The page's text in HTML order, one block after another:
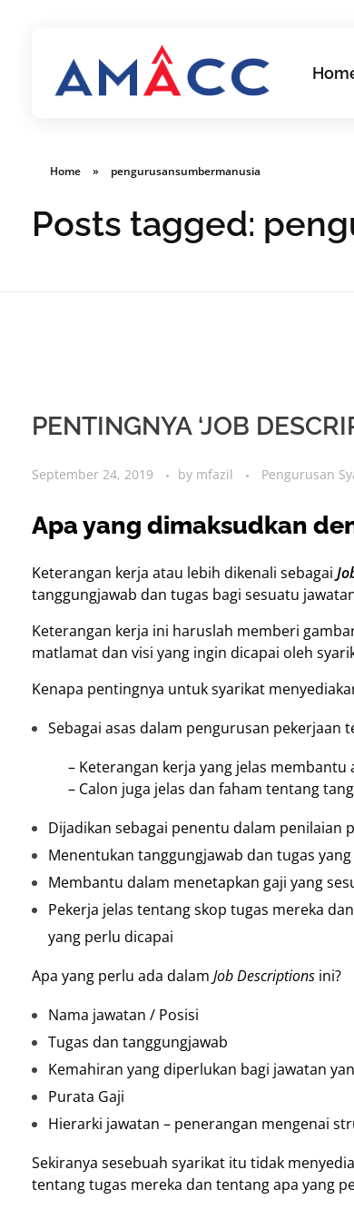
Home » pengurusansumbermanusia
Posts tagged:
PENTINGNYA ‘JOB
September 24, 2019 by mfazil Pengurusan
Apa yang dimaksudkan
Keterangan kerja atau lebih dikenali sebagai
tanggungjawab dan tugas bagi sesuatu
Keterangan kerja ini haruslah memberi
matlamat dan visi yang ingin dicapai oleh
Kenapa pentingnya untuk syarikat
Sebagai asas dalam pengurusan
– Keterangan kerja yang jelas
– Calon juga jelas dan faham tentang
Dijadikan sebagai penentu dalam penilaian
Menentukan tanggungjawab dan tugas
Membantu dalam menetapkan gaji yang
Pekerja jelas tentang skop tugas mereka
yang perlu dicapai
Apa yang perlu ada dalam Job Descriptions ini?
Nama jawatan / Posisi
Tugas dan tanggungjawab
Kemahiran yang diperlukan bagi jawatan
Purata Gaji
Hierarki jawatan – penerangan mengenai
Sekiranya sesebuah syarikat itu tidak
tentang tugas mereka dan tentang apa yang